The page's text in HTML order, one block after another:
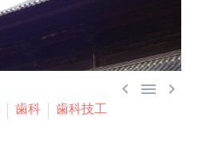
  
歯科
歯科技工